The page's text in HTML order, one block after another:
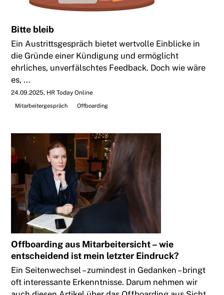
Bitte bleib
Ein Austrittsgespräch bietet wertvolle Einblicke in
die Gründe einer Kündigung und ermöglicht
ehrliches, unverfälschtes Feedback. Doch wie wäre
es, ...
24.09.2025 HR Today Online
Mitarbeitergespräch
Offboarding
Offboarding aus Mitarbeitersicht – wie
entscheidend ist mein letzter Eindruck?
Ein Seitenwechsel – zumindest in Gedanken – bringt
oft interessante Erkenntnisse. Darum nehmen wir